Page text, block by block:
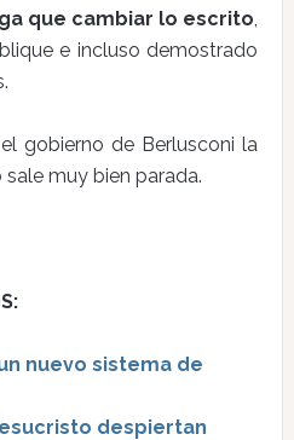
que cambiar lo escrito,
e incluso demostrado
gobierno de Berlusconi la
muy bien parada.
nuevo sistema de
despiertan